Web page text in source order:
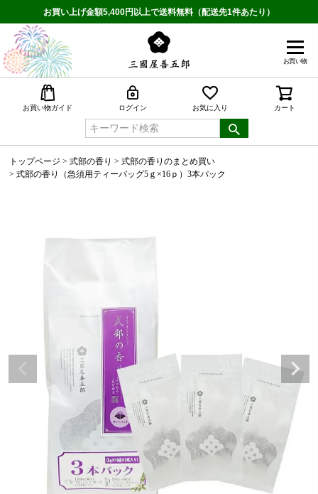
お買い上げ金額5,400円以上で送料無料（配送先1件あたり）
お買い物
お買い物ガイド ログイン お気に入り カート
トップページ 式部の香り
式部の香りのまとめ買い
式部の香り（急須用ティーバッグ5ｇ×16ｐ）3本パック